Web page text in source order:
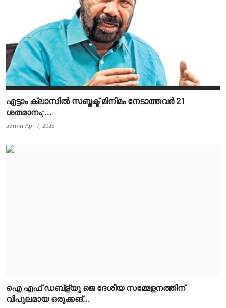
എട്ടാം ക്ലാസില്‍ സബ്ജക്ട് മിനിമം നേടാത്തവര്‍ 21
ശതമാനം;...
admin Apr 7, 2025
ഐ എഫ് ഡബ്ള്യൂ ജെ ദേശീയ സമ്മേളനത്തിന്
വിപുലമായ ഒരുക്കങ്...